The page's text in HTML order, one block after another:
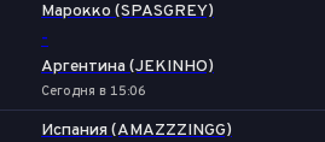
Марокко (SPASGREY)
-
Аргентина (JEKINHO)
Сегодня в 15:06
Испания (AMAZZZINGG)